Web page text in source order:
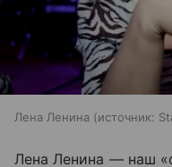
Лена Ленина источник:
Лена Ленина — наш